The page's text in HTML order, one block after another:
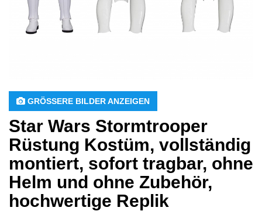
GRÖSSERE BILDER ANZEIGEN
Star Wars Stormtrooper
Rüstung Kostüm, vollständig
montiert, sofort tragbar, ohne
Helm und ohne Zubehör,
hochwertige Replik